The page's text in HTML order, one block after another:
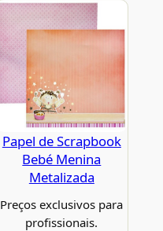
Papel de Scrapbook
Bebé Menina
Metalizada
Preços exclusivos para
profissionais.